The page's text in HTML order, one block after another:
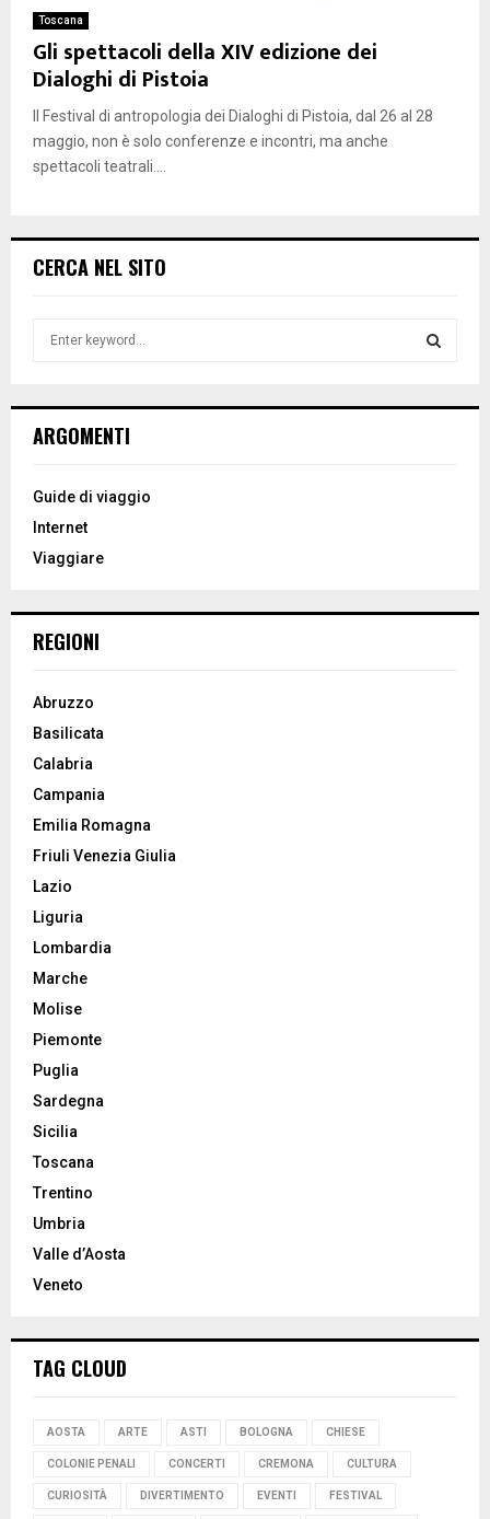
Toscana
Gli spettacoli della XIV edizione dei
Dialoghi di Pistoia
Il Festival di antropologia dei Dialoghi di Pistoia, dal 26 al 28
maggio, non è solo conferenze e incontri, ma anche
spettacoli teatrali....
CERCA NEL SITO
h
o
:
ARGOMENTI
Guide di viaggio
Internet
Viaggiare
REGIONI
Abruzzo
Basilicata
Calabria
Campania
Emilia Romagna
Friuli Venezia Giulia
Lazio
Liguria
Lombardia
Marche
Molise
Piemonte
Puglia
Sardegna
Sicilia
Toscana
Trentino
Umbria
Valle d’Aosta
Veneto
TAG CLOUD
AOSTA ARTE ASTI BOLOGNA CHIESE
COLONIE PENALI CONCERTI CREMONA CULTURA
CURIOSITÀ DIVERTIMENTO EVENTI FESTIVAL